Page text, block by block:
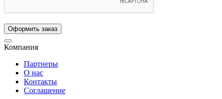
Компания
Партнеры
О нас
Контакты
Соглашение